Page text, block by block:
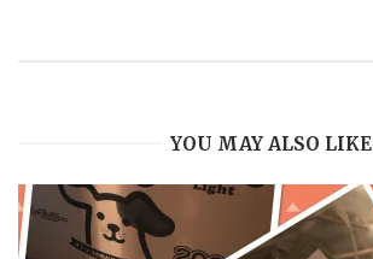
ョ
YOU MAY ALSO LIKE